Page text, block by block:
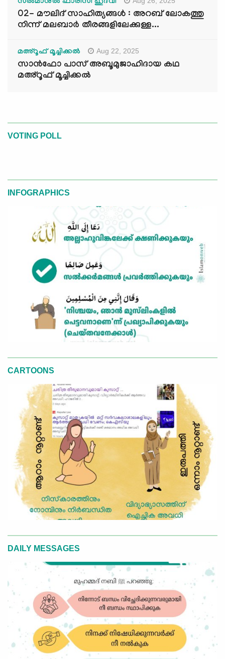
സൽമാനുൽ ഫാരിസി ഹുദവി
02- മൗലിദ് സാഹിത്യങ്ങൾ : അറബ് ലോകത്തു
നിന്ന് മലബാർ തീരങ്ങളിലേക്കുള്ള...
മഅ്റൂഫ് മൂച്ചിക്കല്‍ Aug 22, 2025
സാൻഫോ പാസ് അബൂമുജാഹിദായ കഥ
മഅ്റൂഫ് മൂച്ചിക്കല്‍
VOTING POLL
INFOGRAPHICS
CARTOONS
DAILY MESSAGES